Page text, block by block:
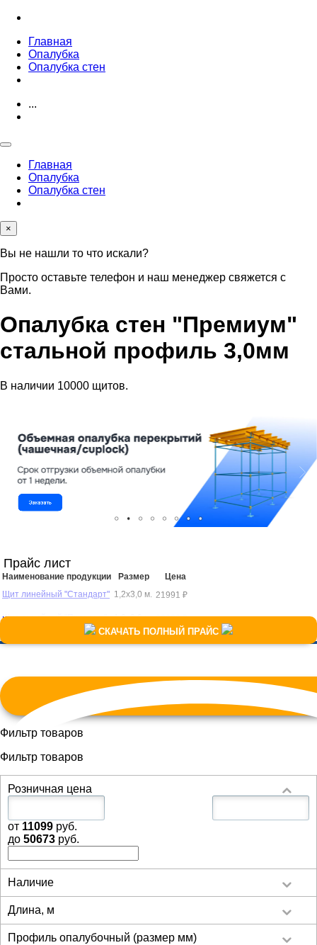
Главная
Опалубка
Опалубка стен
...
Главная
Опалубка
Опалубка стен
×
Вы не нашли то что искали?
Просто оставьте телефон и наш менеджер свяжется с
Вами.
Опалубка стен "Премиум"
стальной профиль 3,0мм
В наличии 10000 щитов.
Прайс лист
Наименование продукции Размер
Цена
Щит линейный "Стандарт" 1,2х3,0 м. 21991 ₽
Щит линейный "Премиум" 1,0х3,0 м. 22080 ₽ В корзину
СКАЧАТЬ ПОЛНЫЙ ПРАЙС
Фильтр товаров
Фильтр товаров
Розничная цена
от 11099 руб.
до 50673 руб.
Наличие
Длина, м
Профиль опалубочный (размер мм)